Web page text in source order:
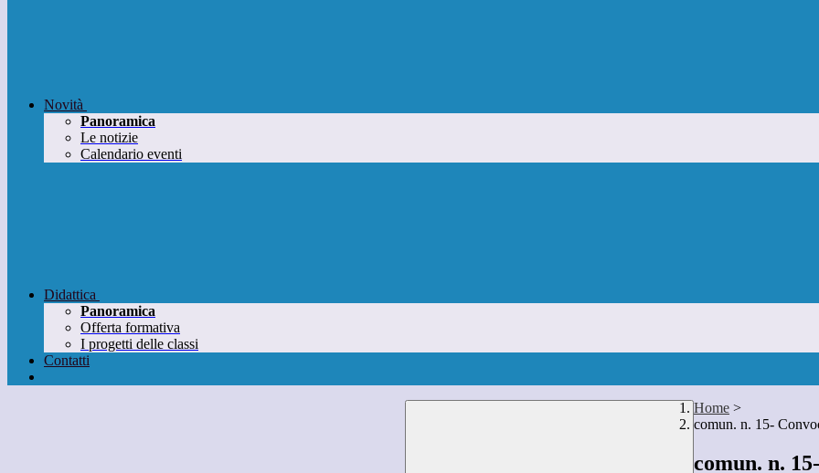
Novità
Panoramica
Le notizie
Calendario eventi
Didattica
Panoramica
Offerta formativa
I progetti delle classi
Contatti
Home >
comun. n. 15-
comun. n.